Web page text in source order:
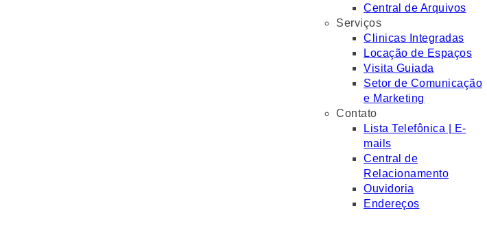
Central de Arquivos
Serviços
Clinicas Integradas
Locação de Espaços
Visita Guiada
Setor de Comunicação
e Marketing
Contato
Lista Telefônica | E-
mails
Central de
Relacionamento
Ouvidoria
Endereços